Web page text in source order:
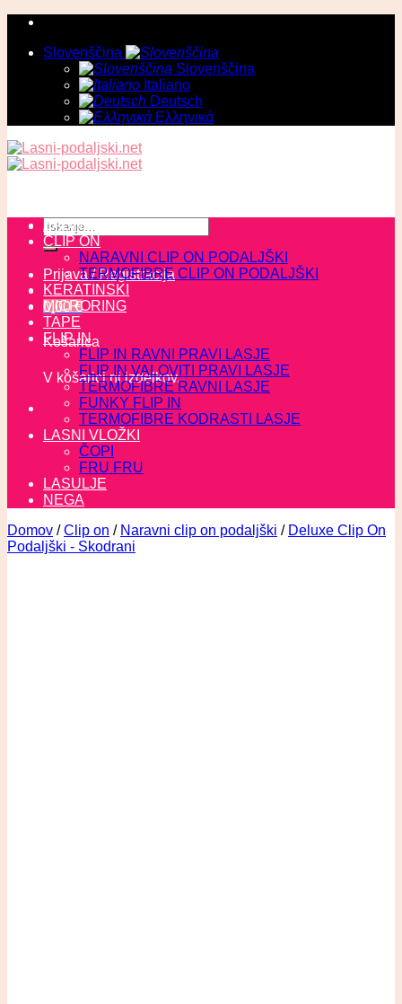
Skoči
vsebinoSlovenščina
Slovenščina
Italiano
Deutsch
Ελληνικά
Išči:
Prijava / Registracija
0,00€
Košarica
V košarici ni izdelkov.
ZADNJI KOSI
CLIP ON
NARAVNI CLIP ON PODALJŠKI
TERMOFIBRE CLIP ON PODALJŠKI
KERATINSKI
MICRORING
TAPE
FLIP IN
FLIP IN RAVNI PRAVI LASJE
FLIP IN VALOVITI PRAVI LASJE
TERMOFIBRE RAVNI LASJE
FUNKY FLIP IN
TERMOFIBRE KODRASTI LASJE
LASNI VLOŽKI
ČOPI
FRU FRU
LASULJE
NEGA
Domov / Clip on / Naravni clip on podaljški / Deluxe Clip On
Podaljški - Skodrani